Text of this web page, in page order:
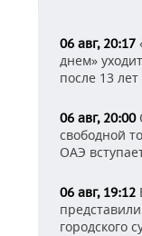
06 авг, 20:17
днем»
после 13
06 авг, 20:00
свободной
ОАЭ
06 авг, 19:12
городского